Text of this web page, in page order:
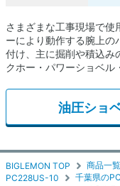
BIGLEMON TOP 商品一覧
PC228US-10
千葉県の
さまざまな工事現場で
ーにより動作する腕上の
付け、主に掘削や積込み
クホー・パワーショベル
油圧ショ